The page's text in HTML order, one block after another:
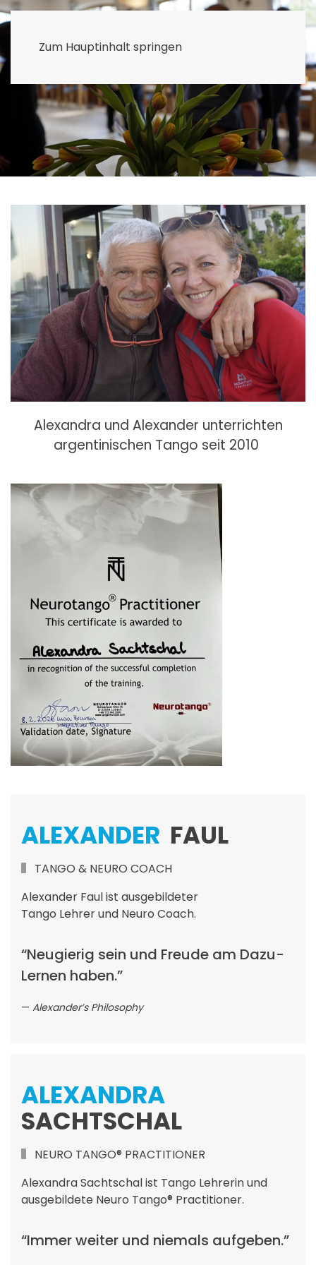
Zum Hauptinhalt springen
Alexandra und Alexander unterrichten
argentinischen Tango seit 2010
ALEXANDER FAUL
TANGO & NEURO COACH
Alexander Faul ist ausgebildeter
Tango Lehrer und Neuro Coach.
“Neugierig sein und Freude am Dazu-
Lernen haben.”
Alexander’s Philosophy
ALEXANDRA
SACHTSCHAL
NEURO TANGO® PRACTITIONER
Alexandra Sachtschal ist Tango Lehrerin und
ausgebildete Neuro Tango® Practitioner.
“Immer weiter und niemals aufgeben.”